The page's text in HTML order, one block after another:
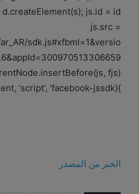
d.createElement(s); js.id = id;
js.src =
sdk.js#xfbml=1&versio
fjs);
}(document, ‘script’, ‘facebook-jssdk’));
الخبر من المصدر